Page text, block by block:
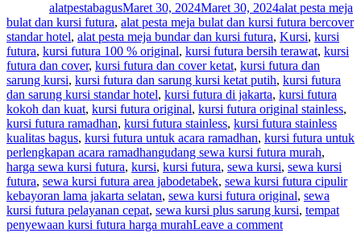
alatpestabagusMaret 30, 2024Maret 30, 2024alat pesta meja
bulat dan kursi futura, alat pesta meja bulat dan kursi futura bercover
standar hotel, alat pesta meja bundar dan kursi futura, Kursi, kursi
futura, kursi futura 100 % original, kursi futura bersih terawat, kursi
futura dan cover, kursi futura dan cover ketat, kursi futura dan
sarung kursi, kursi futura dan sarung kursi ketat putih, kursi futura
dan sarung kursi standar hotel, kursi futura di jakarta, kursi futura
kokoh dan kuat, kursi futura original, kursi futura original stainless,
kursi futura ramadhan, kursi futura stainless, kursi futura stainless
kualitas bagus, kursi futura untuk acara ramadhan, kursi futura untuk
perlengkapan acara ramadhanTags
gudang sewa kursi futura murah,
harga sewa kursi futura, kursi, kursi futura, sewa kursi, sewa kursi
futura, sewa kursi futura area jabodetabek, sewa kursi futura cipulir
kebayoran lama jakarta selatan, sewa kursi futura original, sewa
kursi futura pelayanan cepat, sewa kursi plus sarung kursi, tempat
penyewaan kursi futura harga murahLeave a commenton